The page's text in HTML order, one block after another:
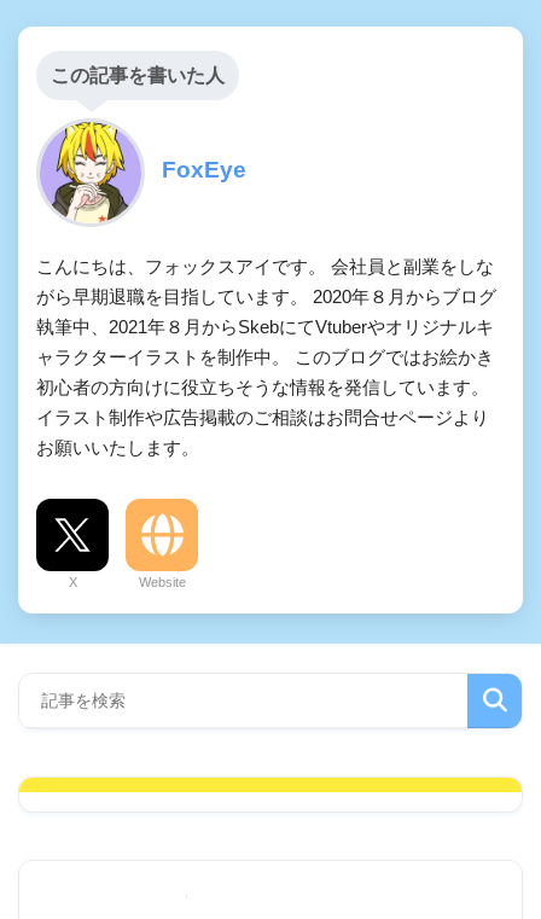
この記事を書いた人
FoxEye
こんにちは、フォックスアイです。 会社員と副業をしな
がら早期退職を目指しています。 2020年８月からブログ
執筆中、2021年８月からSkebにてVtuberやオリジナルキ
ャラクターイラストを制作中。 このブログではお絵かき
初心者の方向けに役立ちそうな情報を発信しています。
イラスト制作や広告掲載のご相談はお問合せページより
お願いいたします。
X Website